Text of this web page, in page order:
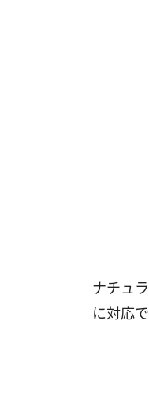
ナチュ
に対応